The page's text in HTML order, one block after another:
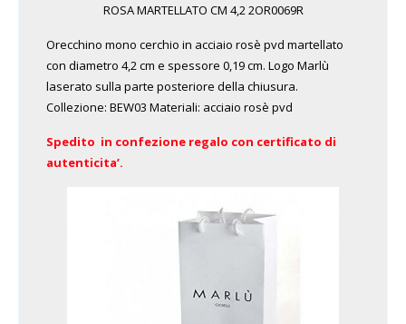
ROSA MARTELLATO CM 4,2 2OR0069R
Orecchino mono cerchio in acciaio rosè pvd martellato
con diametro 4,2 cm e spessore 0,19 cm. Logo Marlù
laserato sulla parte posteriore della chiusura.
Collezione: BEW03 Materiali: acciaio rosè pvd
Spedito in confezione regalo con certificato di
autenticita’.